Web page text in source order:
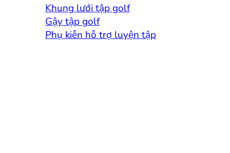
Khung lưới tập golf
Gậy tập golf
Phụ kiễn hỗ trợ luyện tập